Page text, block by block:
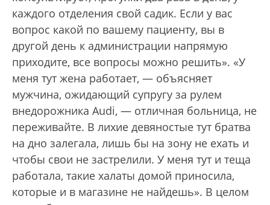
каждого отделения свой садик. Если у вас
вопрос какой по вашему пациенту, вы в
другой день к администрации напрямую
приходите, все вопросы можно решить». «У
меня тут жена работает, — объясняет
мужчина, ожидающий супругу за рулем
внедорожника Audi, — отличная больница, не
переживайте. В лихие девяностые тут братва
на дно залегала, лишь бы на зону не ехать и
чтобы свои не застрелили. У меня тут и теща
работала, такие халаты домой приносила,
которые и в магазине не найдешь». В целом